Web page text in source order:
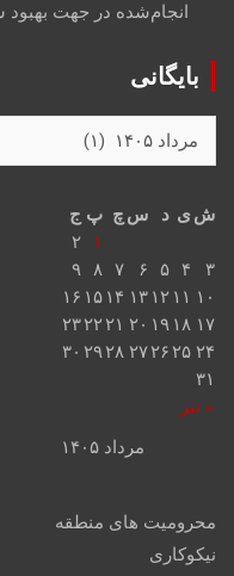
انجام‌شده در جهت بهبود
بایگانی
مرداد ۱۴۰۵
شی د س چ پ ج
« تیر
۱
۲
۳
۴ ۵ ۶ ۷ ۸
۹
۱۰ ۱۱ ۱۲ ۱۳ ۱۴ ۱۵ ۱۶
۱۷ ۱۸ ۱۹ ۲۰ ۲۱ ۲۲۲۳
۲۴ ۲۵ ۲۶۲۷ ۲۸ ۲۹ ۳۰
۳۱
محرومیت های منطقه
نیکوکاری